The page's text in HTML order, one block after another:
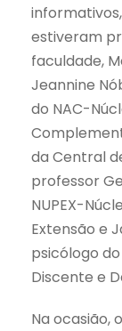
informativos,
estiveram
faculdade,
Jeannine
do NAC-
da Central
professor
NUPEX-
Extensão e
psicólogo
Discente e
Na ocasião,